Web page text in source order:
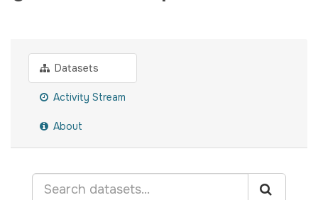
Datasets
Activity Stream
About